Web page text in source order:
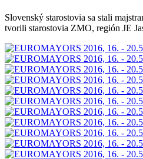
Slovenský starostovia sa stali
tvorili starostovia ZMO, región JE